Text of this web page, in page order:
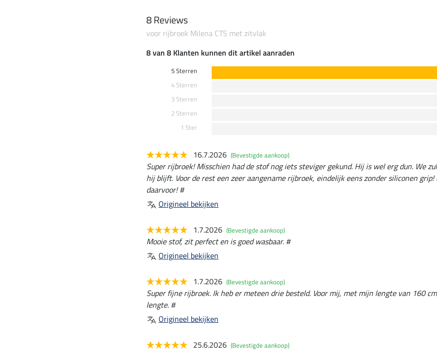
8 Reviews
voor rijbroek Milena CTS met zitvlak
8 van 8 Klanten kunnen dit artikel aanraden
5 Sterren
4 Sterren
3 Sterren
2 Sterren
1 Ster
16.7.2026 (Bevestigde aankoop)
Super rijbroek! Misschien had de stof nog iets steviger gekund. Hij is wel erg dun. We
hij blijft. Voor de rest een zeer aangename rijbroek, eindelijk eens zonder siliconen
daarvoor! #
Origineel bekijken
1.7.2026 (Bevestigde aankoop)
Mooie stof, zit perfect en is goed wasbaar. #
Origineel bekijken
1.7.2026 (Bevestigde aankoop)
Super fijne rijbroek. Ik heb er meteen drie besteld. Voor mij, met mijn lengte van 160
lengte. #
Origineel bekijken
25.6.2026 (Bevestigde aankoop)